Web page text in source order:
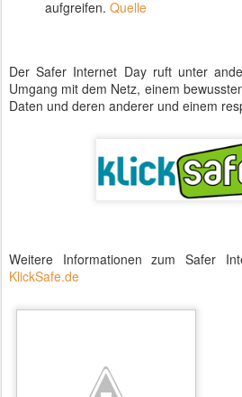
aufgreifen. Quelle
Der Safer Internet Day ruft unter
Umgang mit dem Netz, einem
Daten und deren anderer und einem
Weitere Informationen zum Safer
KlickSafe.de